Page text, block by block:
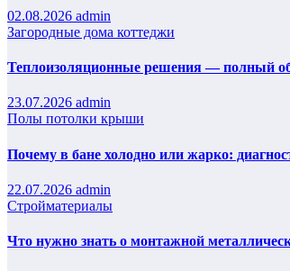
02.08.2026 admin
Загородные дома коттеджи
Теплоизоляционные решения — полный
23.07.2026 admin
Полы потолки крыши
Почему в бане холодно или жарко:
22.07.2026 admin
Стройматериалы
Что нужно знать о монтажной